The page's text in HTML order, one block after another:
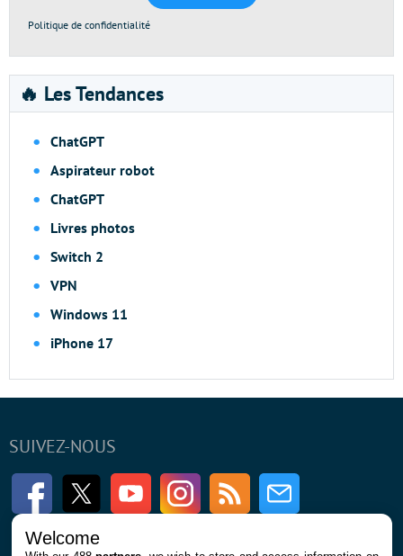
Politique de confidentialité
🔥 Les Tendances
ChatGPT
Aspirateur robot
ChatGPT
Livres photos
Switch 2
VPN
Windows 11
iPhone 17
SUIVEZ-NOUS
FacebookTwitter Youtube InstagramRSS Newsletter
Welcome